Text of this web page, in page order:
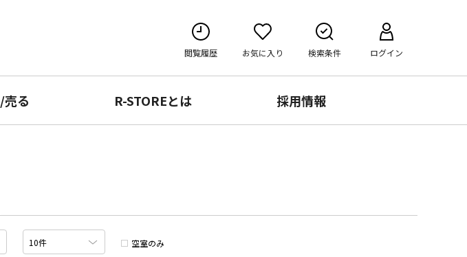
閲覧履歴 お気に入り 検索条件 ログイン
/売る R-STOREとは 採用情報
空室のみ